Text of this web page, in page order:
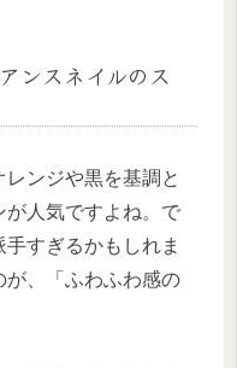
ンスネイルのス
ンジや黒を基調と
が人気ですよね。で
すぎるかもしれま
が、「ふわふわ感の